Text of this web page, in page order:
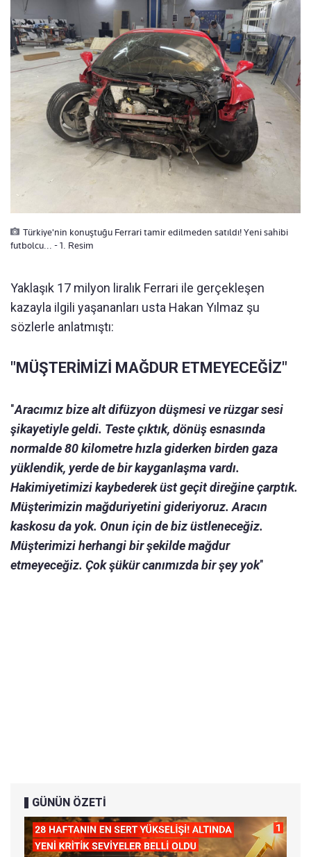
Türkiye'nin konuştuğu Ferrari tamir edilmeden satıldı! Yeni sahibi
futbolcu... - 1. Resim
Yaklaşık 17 milyon liralık Ferrari ile gerçekleşen
kazayla ilgili yaşananları usta Hakan Yılmaz şu
sözlerle anlatmıştı:
"MÜŞTERİMİZİ MAĞDUR ETMEYECEĞİZ"
"Aracımız bize alt difüzyon düşmesi ve rüzgar sesi
şikayetiyle geldi. Teste çıktık, dönüş esnasında
normalde 80 kilometre hızla giderken birden gaza
yüklendik, yerde de bir kayganlaşma vardı.
Hakimiyetimizi kaybederek üst geçit direğine çarptık.
Müşterimizin mağduriyetini gideriyoruz. Aracın
kaskosu da yok. Onun için de biz üstleneceğiz.
Müşterimizi herhangi bir şekilde mağdur
etmeyeceğiz. Çok şükür canımızda bir şey yok"
GÜNÜN ÖZETİ